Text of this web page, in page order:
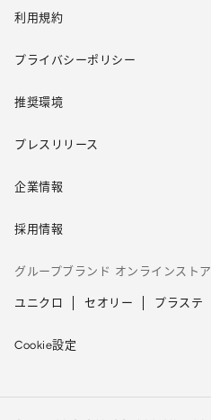
利用規約
プライバシーポリシー
推奨環境
プレスリリース
企業情報
採用情報
グループブランド オンラインストア
ユニクロ セオリー プラステ
Cookie設定